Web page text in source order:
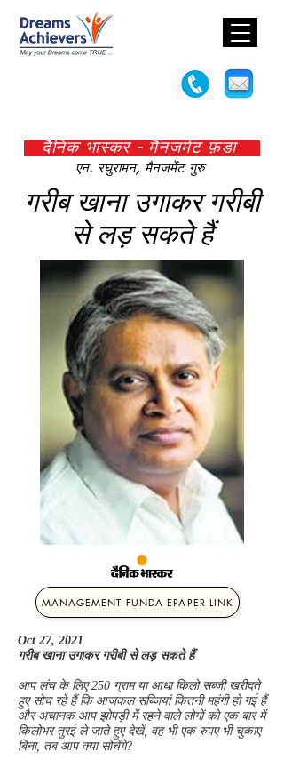
दैनिक भास्कर - मैनजमेंट फ़ंडा
एन. रघुरामन, मैनजमेंट गुरु
गरीब खाना उगाकर गरीबी
से लड़ सकते हैं
MANAGEMENT FUNDA EPAPER LINK
Oct 27, 2021
गरीब खाना उगाकर गरीबी से लड़ सकते हैं
आप लंच के लिए 250 ग्राम या आधा किलो सब्जी खरीदते
हुए सोच रहे हैं कि आजकल सब्जियां कितनी महंगी हो गई हैं
और अचानक आप झोपड़ी में रहने वाले लोगों को एक बार में
किलोभर तुरई ले जाते हुए देखें, वह भी एक रुपए भी चुकाए
बिना, तब आप क्या सोचेंगे?